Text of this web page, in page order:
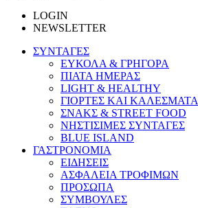
LOGIN
NEWSLETTER
ΣΥΝΤΑΓΕΣ
ΕΥΚΟΛΑ & ΓΡΗΓΟΡΑ
ΠΙΑΤΑ ΗΜΕΡΑΣ
LIGHT & HEALTHY
ΓΙΟΡΤΕΣ ΚΑΙ ΚΑΛΕΣΜΑΤΑ
ΣΝΑΚΣ & STREET FOOD
ΝΗΣΤΙΣΙΜΕΣ ΣΥΝΤΑΓΕΣ
BLUE ISLAND
ΓΑΣΤΡΟΝΟΜΙΑ
ΕΙΔΗΣΕΙΣ
ΑΣΦΑΛΕΙΑ ΤΡΟΦΙΜΩΝ
ΠΡΟΣΩΠΑ
ΣΥΜΒΟΥΛΕΣ